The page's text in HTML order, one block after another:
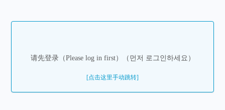
请先登录（Please log in first）（먼저 로그인하세요）
[点击这里手动跳转]